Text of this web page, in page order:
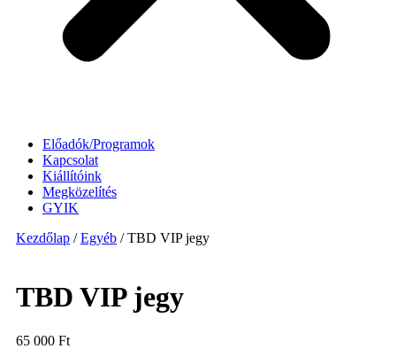
Előadók/Programok
Kapcsolat
Kiállítóink
Megközelítés
GYIK
Kezdőlap /Egyéb / TBD VIP jegy
TBD VIP jegy
65 000 Ft